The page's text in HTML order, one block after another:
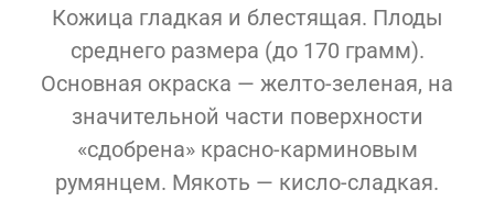
Кожица гладкая и блестящая. Плоды
среднего размера (до 170 грамм).
Основная окраска — желто-зеленая, на
значительной части поверхности
«сдобрена» красно-карминовым
румянцем. Мякоть — кисло-сладкая.